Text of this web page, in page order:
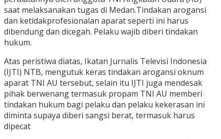
saat melaksanakan tugas di Medan.Tindakan arogansi
dan ketidakprofesionalan aparat seperti ini harus
dibendung dan dicegah. Pelaku wajib diberi tindakan
hukum.
Atas peristiwa diatas, Ikatan Jurnalis Televisi Indonesia
(IJTI) NTB, mengutuk keras tindakan arogansi oknum
aparat TNI AU tersebut, selain itu IJTI juga mendesak
pihak berwenang termasuk propam TNI AU memberi
tindakan hukum bagi pelaku dan pelaku kekerasan ini
diminta supaya diberi sangsi berat, termasuk harus
dipecat